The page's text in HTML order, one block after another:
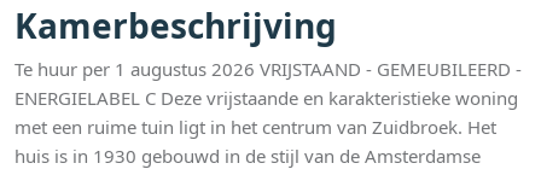
Kamerbeschrijving
Te huur per 1 augustus 2026 VRIJSTAAND - GEMEUBILEERD -
ENERGIELABEL C Deze vrijstaande en karakteristieke woning
met een ruime tuin ligt in het centrum van Zuidbroek. Het
huis is in 1930 gebouwd in de stijl van de Amsterdamse